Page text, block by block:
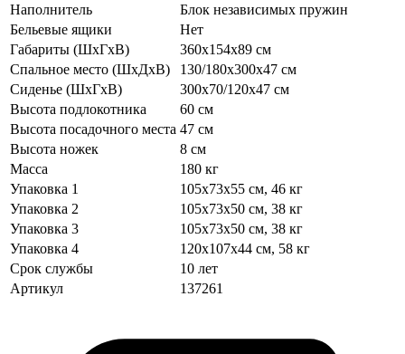
Наполнитель
Блок независимых пружин
Бельевые ящики
Нет
Габариты (ШхГхВ)
360х154х89 см
Спальное место (ШхДхВ)
130/180х300х47 см
Сиденье (ШхГхВ)
300х70/120х47 см
Высота подлокотника
60 см
Высота посадочного места 47 см
Высота ножек
8 см
Масса
180 кг
Упаковка 1
105х73х55 см, 46 кг
Упаковка 2
105х73х50 см, 38 кг
Упаковка 3
105х73х50 см, 38 кг
Упаковка 4
120х107х44 см, 58 кг
Срок службы
10 лет
Артикул
137261